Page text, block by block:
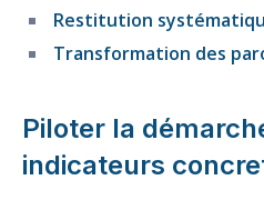
Restitution
Transformation des
Piloter la
indicateurs